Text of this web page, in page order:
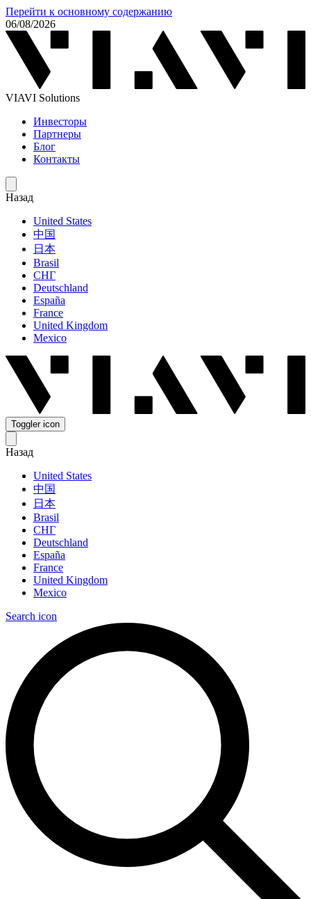
Перейти к основному содержанию
06/08/2026
VIAVI Solutions
Инвесторы
Партнеры
Блог
Контакты
Назад
United States
中国
日本
Brasil
СНГ
Deutschland
España
France
United Kingdom
Mexico
Toggler icon
Назад
United States
中国
日本
Brasil
СНГ
Deutschland
España
France
United Kingdom
Mexico
Search icon